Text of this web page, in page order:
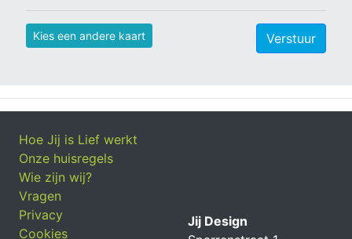
Kies een andere kaart Verstuur
Hoe Jij is Lief werkt
Onze huisregels
Wie zijn wij?
Vragen
Privacy
Cookies
Jij Design